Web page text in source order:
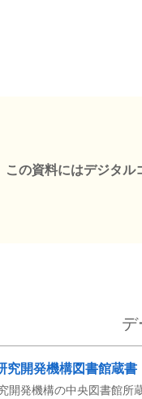
この資料にはデジタル
究開発機構図書館蔵書
開発機構の中央図書館所